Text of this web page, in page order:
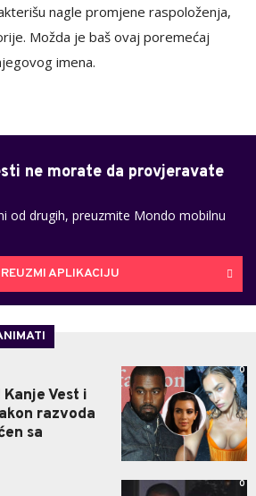
nagle promjene raspoloženja,
Možda je baš ovaj poremećaj
imena.
ne morate da provjeravate
od drugih, preuzmite Mondo mobilnu
APLIKACIJU
Vest i
razvoda
sa
0
0